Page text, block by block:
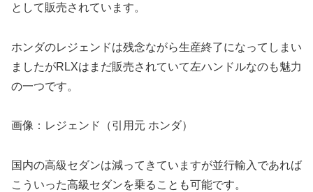
として販売されています。
ホンダのレジェンドは残念ながら生産終了になってしまい
ましたがRLXはまだ販売されていて左ハンドルなのも魅力
の一つです。
画像：レジェンド（引用元 ホンダ）
国内の高級セダンは減ってきていますが並行輸入であれば
こういった高級セダンを乗ることも可能です。